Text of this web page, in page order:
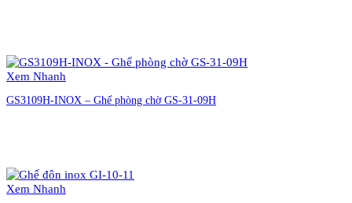
Xem Nhanh
GS3109H-INOX – Ghế phòng chờ GS-31-09H
Xem Nhanh